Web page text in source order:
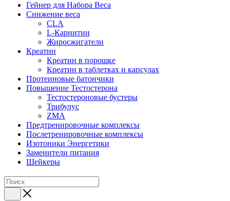
Гейнер для Набора Веса
Снижение веса
CLA
L-Карнитин
Жиросжигатели
Креатин
Креатин в порошке
Креатин в таблетках и капсулах
Протеиновые батончики
Повышение Тестостерона
Тестостероновые бустеры
Трибулус
ZMA
Предтренировочные комплексы
Послетренировочные комплексы
Изотоники Энергетики
Заменители питания
Шейкеры